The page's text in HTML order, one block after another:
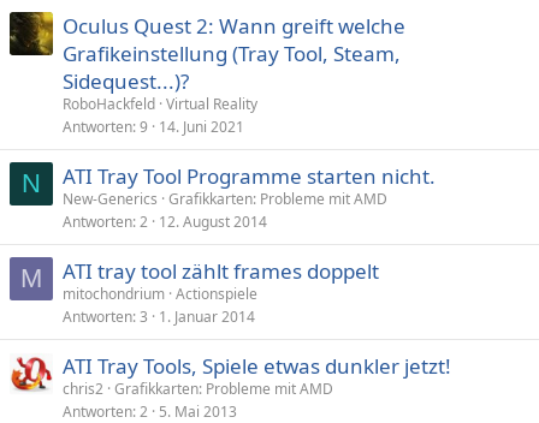
Oculus Quest 2: Wann greift welche
Grafikeinstellung (Tray Tool, Steam,
Sidequest...)?
RoboHackfeld Virtual Reality
Antworten 9 14. Juni 2021
N ATI Tray Tool Programme starten nicht.
New-Generics Grafikkarten: Probleme mit AMD
Antworten 2 12. August 2014
M ATI tray tool zählt frames doppelt
mitochondrium Actionspiele
Antworten 3 1. Januar 2014
ATI Tray Tools, Spiele etwas dunkler jetzt!
chris2 Grafikkarten: Probleme mit AMD
Antworten 2 5. Mai 2013